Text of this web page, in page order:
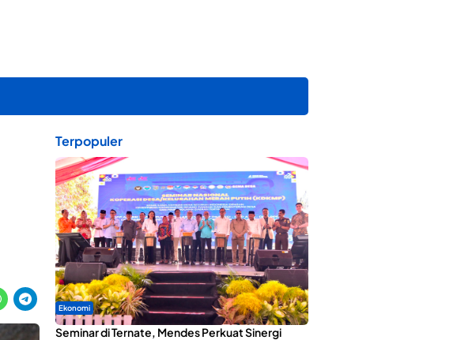
Terpopuler
Ekonomi
Seminar di Ternate, Mendes Perkuat Sinergi